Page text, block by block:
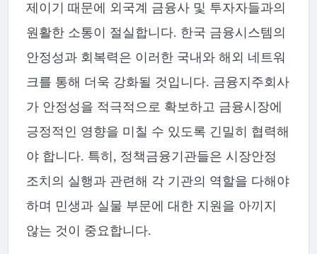
제이기 때문에 외국계 금융사 및 투자자들과의
원활한 소통이 절실합니다. 한국 금융시스템의
안정성과 회복력은 이러한 국내와 해외 네트워
크를 통해 더욱 강화될 것입니다. 금융지주회사
가 안정성을 적극적으로 확보하고 금융시장에
긍정적인 영향을 미칠 수 있도록 긴밀히 협력해
야 합니다. 특히, 정책금융기관들은 시장안정
조치의 실행과 관련해 각 기관의 역할을 다해야
하며 민생과 실물 부문에 대한 지원을 아끼지
않는 것이 중요합니다.